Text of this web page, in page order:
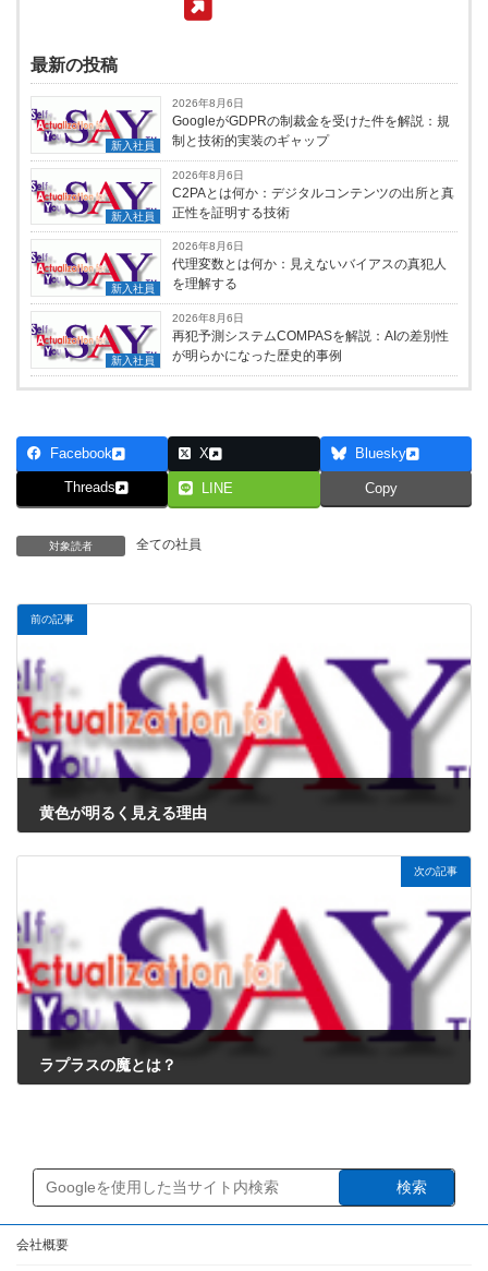
最新の投稿
新入社員
2026年8月6日
GoogleがGDPRの制裁金を受けた件を解説：規
制と技術的実装のギャップ
新入社員
2026年8月6日
C2PAとは何か：デジタルコンテンツの出所と真
正性を証明する技術
新入社員
2026年8月6日
代理変数とは何か：見えないバイアスの真犯人
を理解する
新入社員
2026年8月6日
再犯予測システムCOMPASを解説：AIの差別性
が明らかになった歴史的事例
Facebook X Bluesky
Threads LINE Copy
対象読者 全ての社員
前の記事
黄色が明るく見える理由
2024年12月3日
次の記事
ラプラスの魔とは？
検索
会社概要